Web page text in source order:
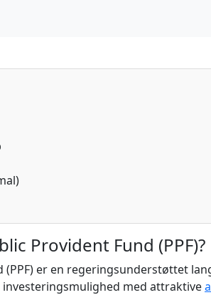
Provident Fund (PPF)?
(PPF) er en regeringsunderstøttet
med attraktive